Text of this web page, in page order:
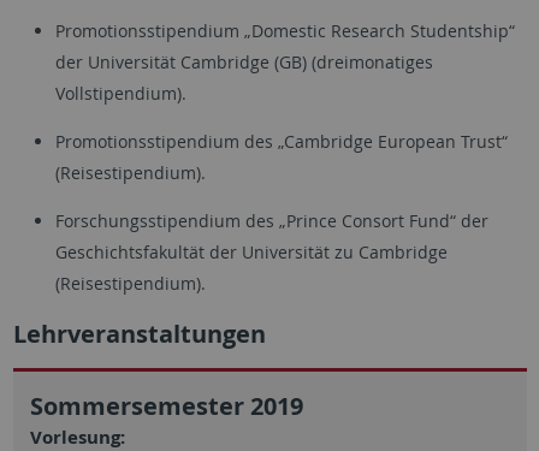
Promotionsstipendium „Domestic Research Studentship“
der Universität Cambridge (GB) (dreimonatiges
Vollstipendium).
Promotionsstipendium des „Cambridge European Trust“
(Reisestipendium).
Forschungsstipendium des „Prince Consort Fund“ der
Geschichtsfakultät der Universität zu Cambridge
(Reisestipendium).
Lehrveranstaltungen
Sommersemester 2019
Vorlesung: